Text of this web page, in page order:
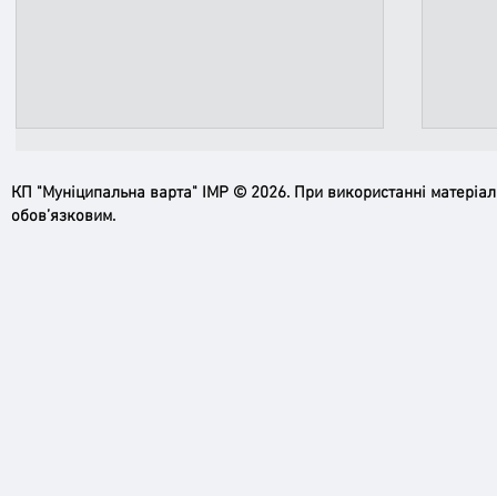
КП "Муніципальна варта" ІМР © 2026. При використанні
обов’язковим.